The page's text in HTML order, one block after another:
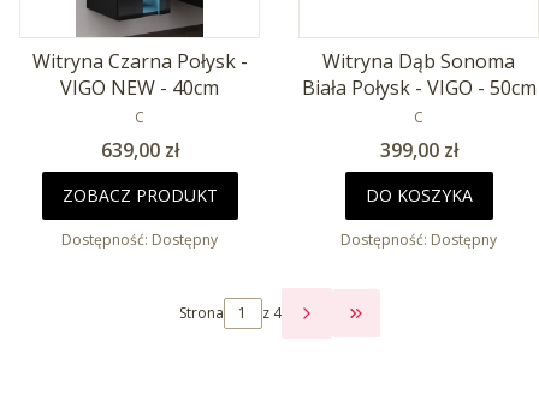
Witryna Czarna Połysk -
VIGO NEW - 40cm
PRODUCENT
C
Cena
639,00 zł
ZOBACZ PRODUKT
Dostępność: Dostępny
Witryna Dąb Sonoma
Biała Połysk - VIGO - 50cm
PRODUCENT
C
Cena
399,00 zł
DO KOSZYKA
Dostępność: Dostępny
Strona z 4
PRZEJDŹ DO